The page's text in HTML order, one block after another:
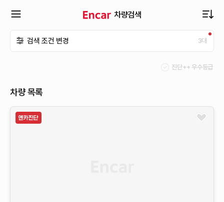
차량검색
뉴
검색 조건 변경 3대
진단++ 우수등급
차량 목록